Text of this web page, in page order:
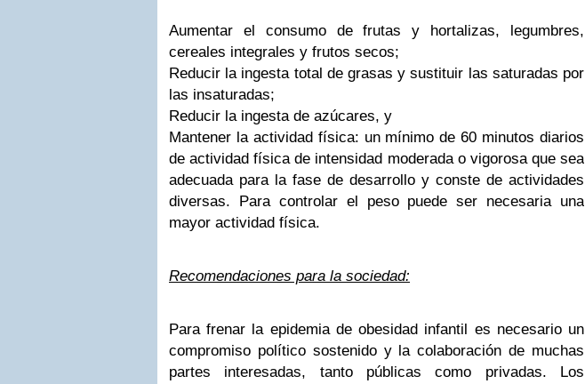
Aumentar el consumo de frutas y hortalizas, legumbres,
cereales integrales y frutos secos;
Reducir la ingesta total de grasas y sustituir las saturadas por
las insaturadas;
Reducir la ingesta de azúcares, y
Mantener la actividad física: un mínimo de 60 minutos diarios
de actividad física de intensidad moderada o vigorosa que sea
adecuada para la fase de desarrollo y conste de actividades
diversas. Para controlar el peso puede ser necesaria una
mayor actividad física.
Recomendaciones para la sociedad:
Para frenar la epidemia de obesidad infantil es necesario un
compromiso político sostenido y la colaboración de muchas
partes interesadas, tanto públicas como privadas. Los